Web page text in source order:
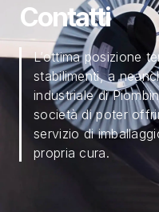
Contatti
L’ottima posizione
stabilimenti, a
industriale di
società di poter
servizio di
propria cura.